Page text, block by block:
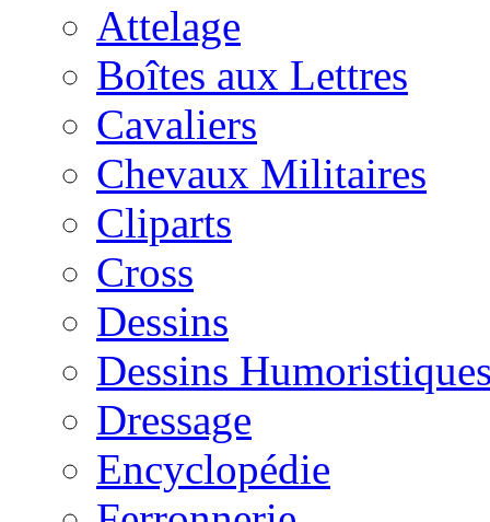
Attelage
Boîtes aux Lettres
Cavaliers
Chevaux Militaires
Cliparts
Cross
Dessins
Dessins
Dressage
Encyclopédie